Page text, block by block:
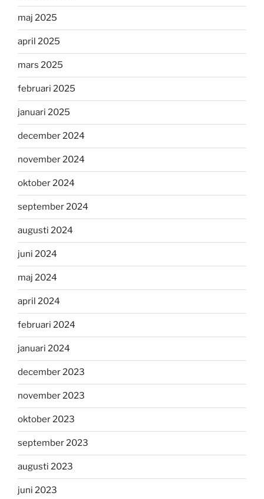
maj 2025
april 2025
mars 2025
februari 2025
januari 2025
december 2024
november 2024
oktober 2024
september 2024
augusti 2024
juni 2024
maj 2024
april 2024
februari 2024
januari 2024
december 2023
november 2023
oktober 2023
september 2023
augusti 2023
juni 2023